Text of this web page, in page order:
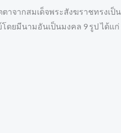
าจากสมเด็จพระสังฆราชทรงเ
ดยมีนามอันเป็นมงคล 9 รูป ได้แก่